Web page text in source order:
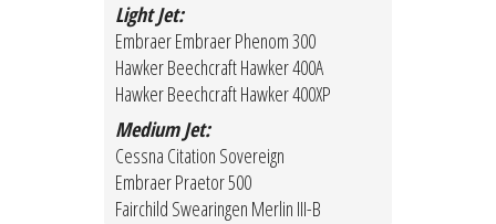
Light Jet:
Embraer Embraer Phenom 300
Hawker Beechcraft Hawker 400A
Hawker Beechcraft Hawker 400XP
Medium Jet:
Cessna Citation Sovereign
Embraer Praetor 500
Fairchild Swearingen Merlin III-B